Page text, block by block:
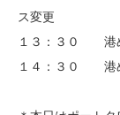
ス変更
１３：３０ 港
１４：３０ 港め